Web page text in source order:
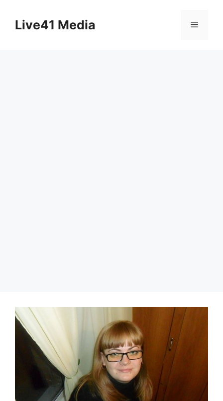
contentLive41 Media Menu